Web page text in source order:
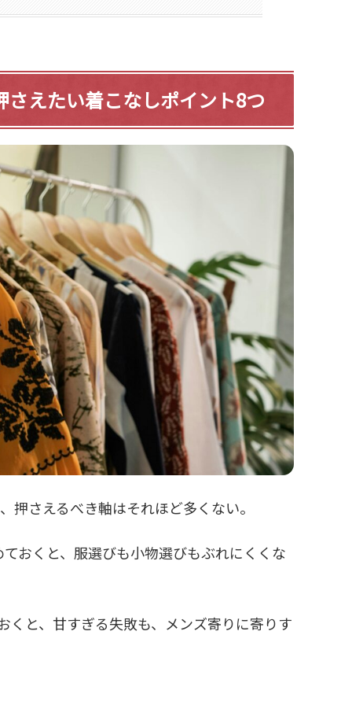
さえたい着こなしポイント8つ
押さえるべき軸はそれほど多くない。
おくと、服選びも小物選びもぶれにくくな
くと、甘すぎる失敗も、メンズ寄りに寄りす